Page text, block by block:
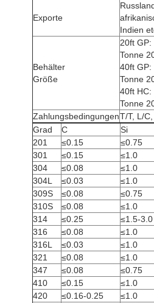
Exporte
Indien
Behälter
Größe
20ft
Tonne
40ft
Tonne
40ft
Tonne
ZahlungsbedingungenT/T, L/
Grad
C Si
201
≤0.15 ≤0.75
301
≤0.15 ≤1.0
304
≤0.08 ≤1.0
304L
≤0.03 ≤1.0
309S
≤0.08 ≤0.75
310S
≤0.08 ≤1.0
314
≤0.25 ≤1.5-3.0
316
≤0.08 ≤1.0
316L
≤0.03 ≤1.0
321
≤0.08 ≤1.0
347
≤0.08 ≤0.75
410
≤0.15 ≤1.0
420
≤0.16-0.25 ≤1.0